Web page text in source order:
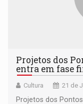
Projetos dos
entra em fase
Cultura 21 de
Projetos dos